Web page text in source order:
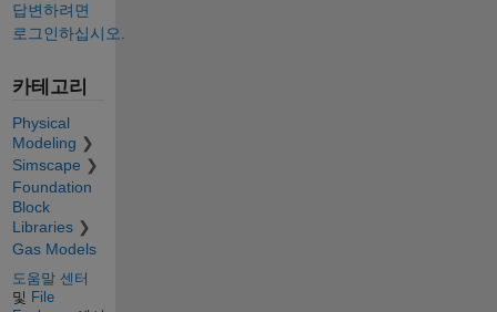
답변하려면
로그인하십시오.
카테고리
Physical
Modeling
Simscape
Foundation
Block
Libraries
Gas Models
도움말 센터
및 File